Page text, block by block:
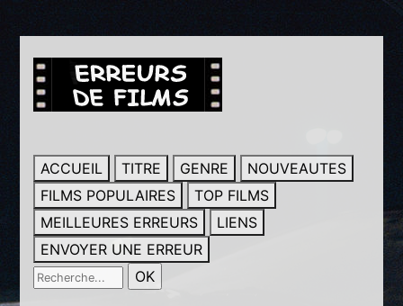
ACCUEIL TITRE GENRE
NOUVEAUTES
FILMS POPULAIRES
TOP FILMS
MEILLEURES ERREURS
LIENS
ENVOYER UNE ERREUR